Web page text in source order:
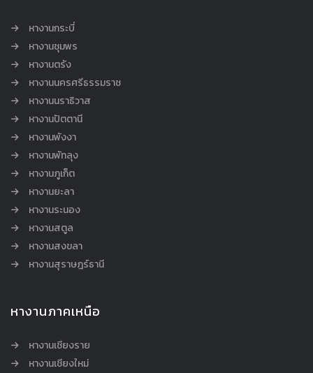
หางานกระบี่
หางานชุมพร
หางานตรัง
หางานนครศรีธรรมราช
หางานนราธิวาส
หางานปัตตานี
หางานพังงา
หางานพัทลุง
หางานภูเก็ต
หางานยะลา
หางานระนอง
หางานสตูล
หางานสงขลา
หางานสุราษฎร์ธานี
หางานภาคเหนือ
หางานเชียงราย
หางานเชียงใหม่